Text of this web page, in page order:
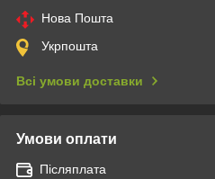
Нова Пошта
Укрпошта
Всі умови доставки
Умови оплати
Післяплата